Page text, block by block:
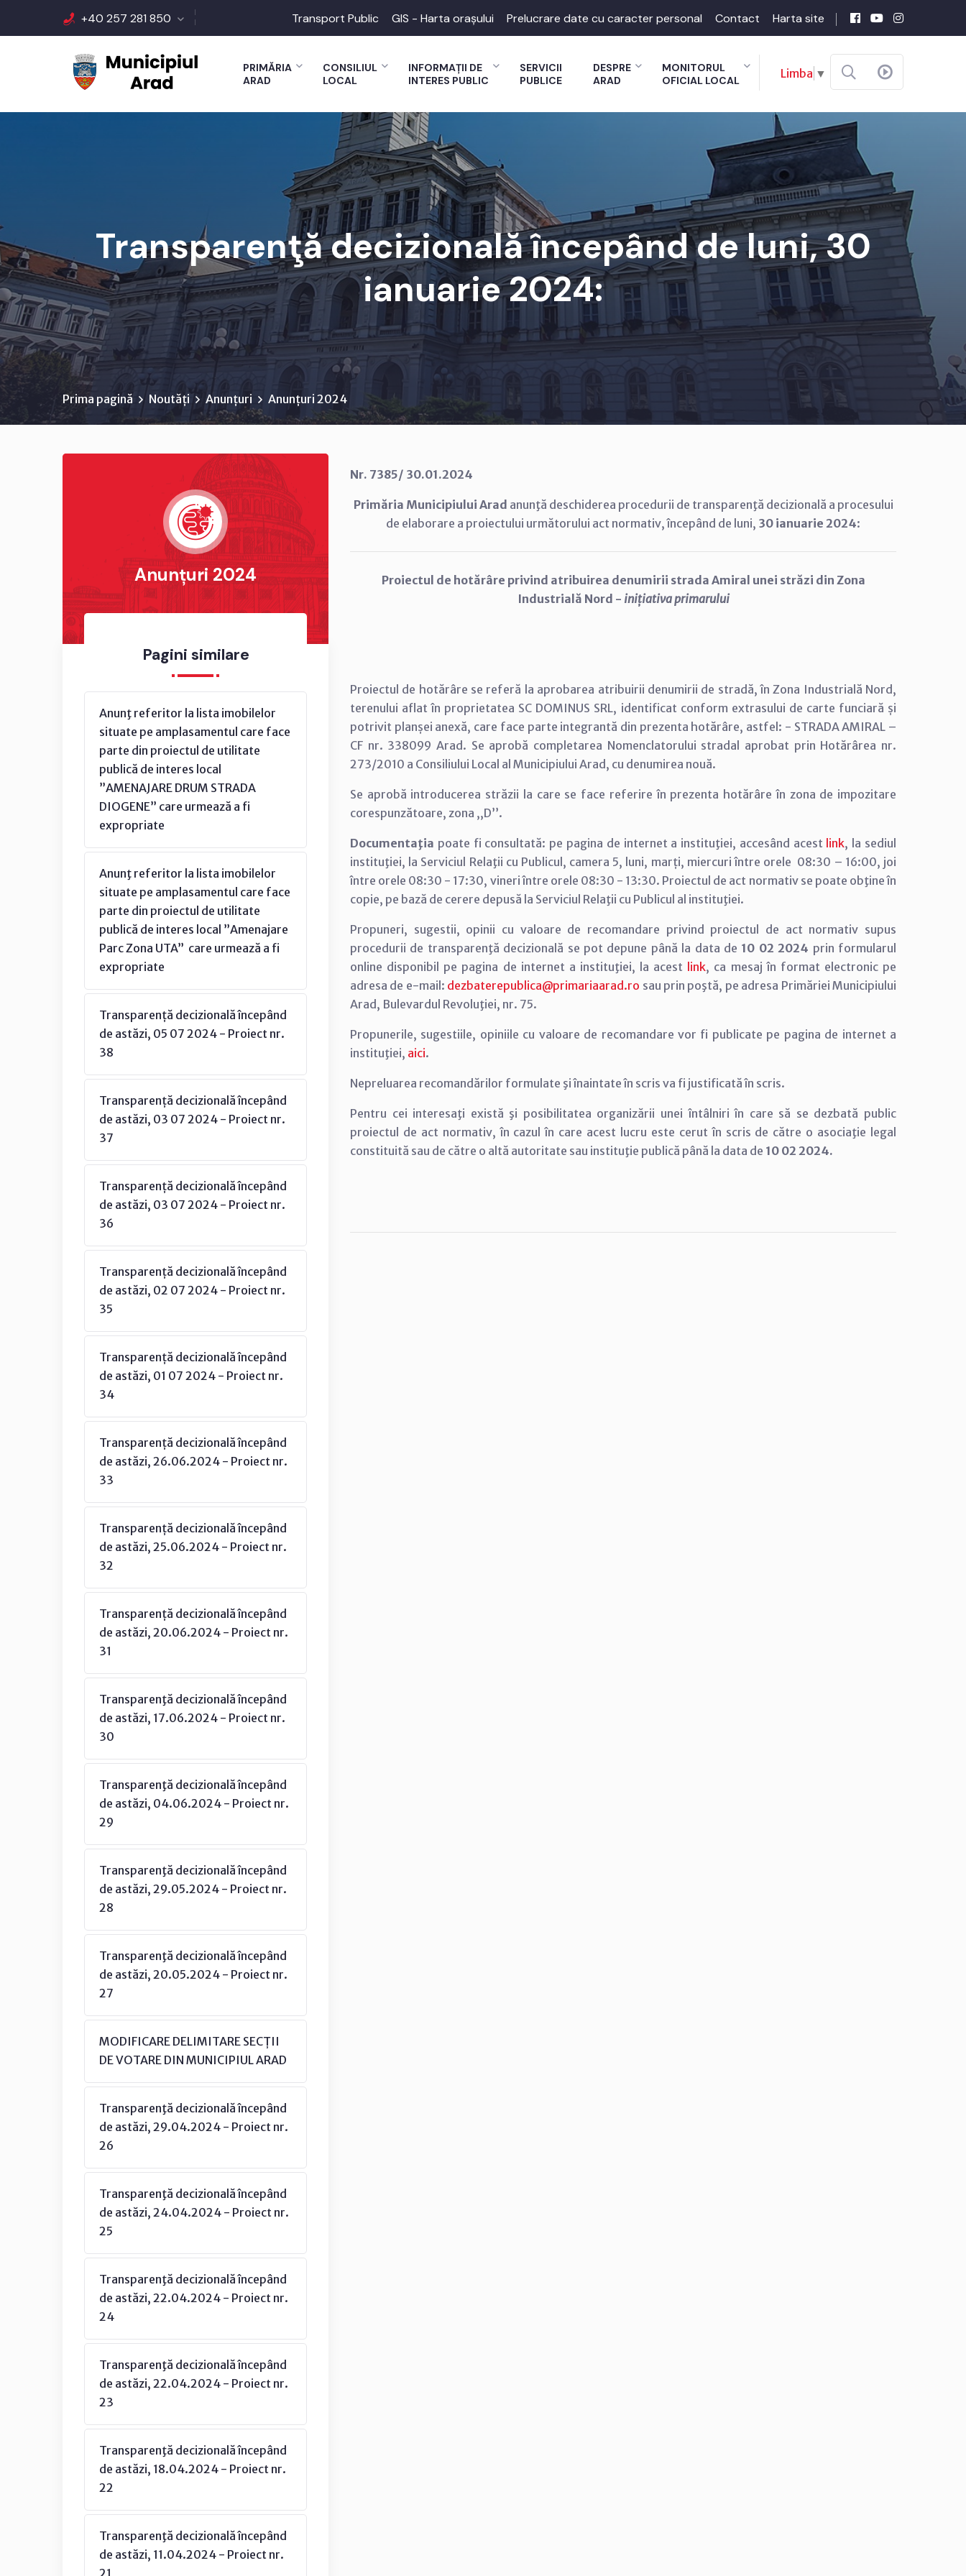
+40 257 281 850 Transport Public GIS - Harta orașului Prelucrare date cu caracter personal Contact Harta site
PRIMĂRIA
ARAD
CONSILIUL
LOCAL
INFORMAȚII DE
INTERES PUBLIC
SERVICII
PUBLICE
DESPRE
ARAD
MONITORUL
OFICIAL LOCAL
Limba ▼
Transparenţă decizională începând de luni, 30
ianuarie 2024:
Prima pagină Noutăți Anunțuri Anunțuri 2024
Anunțuri 2024
Pagini similare
Anunţ referitor la lista imobilelor
situate pe amplasamentul care face
parte din proiectul de utilitate
publică de interes local
”AMENAJARE DRUM STRADA
DIOGENE” care urmează a fi
expropriate
Anunţ referitor la lista imobilelor
situate pe amplasamentul care face
parte din proiectul de utilitate
publică de interes local ”Amenajare
Parc Zona UTA” care urmează a fi
expropriate
Transparență decizională începând
de astăzi, 05 07 2024 - Proiect nr.
38
Transparență decizională începând
de astăzi, 03 07 2024 - Proiect nr.
37
Transparență decizională începând
de astăzi, 03 07 2024 - Proiect nr.
36
Transparență decizională începând
de astăzi, 02 07 2024 - Proiect nr.
35
Transparență decizională începând
de astăzi, 01 07 2024 - Proiect nr.
34
Transparență decizională începând
de astăzi, 26.06.2024 - Proiect nr.
33
Transparență decizională începând
de astăzi, 25.06.2024 - Proiect nr.
32
Transparență decizională începând
de astăzi, 20.06.2024 - Proiect nr.
31
Transparenţă decizională începând
de astăzi, 17.06.2024 - Proiect nr.
30
Transparenţă decizională începând
de astăzi, 04.06.2024 - Proiect nr.
29
Transparenţă decizională începând
de astăzi, 29.05.2024 - Proiect nr.
28
Transparenţă decizională începând
de astăzi, 20.05.2024 - Proiect nr.
27
MODIFICARE DELIMITARE SECȚII
DE VOTARE DIN MUNICIPIUL ARAD
Transparenţă decizională începând
de astăzi, 29.04.2024 - Proiect nr.
26
Transparenţă decizională începând
de astăzi, 24.04.2024 - Proiect nr.
25
Transparenţă decizională începând
de astăzi, 22.04.2024 - Proiect nr.
24
Transparenţă decizională începând
de astăzi, 22.04.2024 - Proiect nr.
23
Transparenţă decizională începând
de astăzi, 18.04.2024 - Proiect nr.
22
Transparenţă decizională începând
de astăzi, 11.04.2024 - Proiect nr.
21
Nr. 7385/ 30.01.2024
Primăria Municipiului Arad anunţă deschiderea procedurii de transparenţă decizională a procesului
de elaborare a proiectului următorului act normativ, începând de luni, 30 ianuarie 2024:
Proiectul de hotărâre privind atribuirea denumirii strada Amiral unei străzi din Zona
Industrială Nord - inițiativa primarului
Proiectul de hotărâre se referă la aprobarea atribuirii denumirii de stradă, în Zona Industrială Nord,
terenului aflat în proprietatea SC DOMINUS SRL, identificat conform extrasului de carte funciară și
potrivit planșei anexă, care face parte integrantă din prezenta hotărâre, astfel: - STRADA AMIRAL –
CF nr. 338099 Arad. Se aprobă completarea Nomenclatorului stradal aprobat prin Hotărârea nr.
273/2010 a Consiliului Local al Municipiului Arad, cu denumirea nouă.
Se aprobă introducerea străzii la care se face referire în prezenta hotărâre în zona de impozitare
corespunzătoare, zona ,,D’’.
Documentaţia poate fi consultată: pe pagina de internet a instituţiei, accesând acest link, la sediul
instituţiei, la Serviciul Relaţii cu Publicul, camera 5, luni, marți, miercuri între orele 08:30 – 16:00, joi
între orele 08:30 - 17:30, vineri între orele 08:30 - 13:30. Proiectul de act normativ se poate obţine în
copie, pe bază de cerere depusă la Serviciul Relaţii cu Publicul al instituţiei.
Propuneri, sugestii, opinii cu valoare de recomandare privind proiectul de act normativ supus
procedurii de transparenţă decizională se pot depune până la data de 10 02 2024 prin formularul
online disponibil pe pagina de internet a instituţiei, la acest link, ca mesaj în format electronic pe
adresa de e-mail: dezbaterepublica@primariaarad.ro sau prin poştă, pe adresa Primăriei Municipiului
Arad, Bulevardul Revoluţiei, nr. 75.
Propunerile, sugestiile, opiniile cu valoare de recomandare vor fi publicate pe pagina de internet a
instituţiei, aici.
Nepreluarea recomandărilor formulate şi înaintate în scris va fi justificată în scris.
Pentru cei interesaţi există şi posibilitatea organizării unei întâlniri în care să se dezbată public
proiectul de act normativ, în cazul în care acest lucru este cerut în scris de către o asociaţie legal
constituită sau de către o altă autoritate sau instituţie publică până la data de 10 02 2024.